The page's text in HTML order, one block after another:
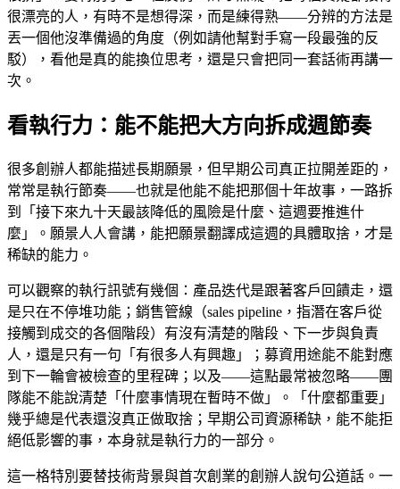
很漂亮的人，有時不是想得深，而是練得熟——分辨的方法是
丟一個他沒準備過的角度（例如請他幫對手寫一段最強的反
駁），看他是真的能換位思考，還是只會把同一套話術再講一
次。
看執行力：能不能把大方向拆成週節奏
很多創辦人都能描述長期願景，但早期公司真正拉開差距的，
常常是執行節奏——也就是他能不能把那個十年故事，一路拆
到「接下來九十天最該降低的風險是什麼、這週要推進什
麼」。願景人人會講，能把願景翻譯成這週的具體取捨，才是
稀缺的能力。
可以觀察的執行訊號有幾個：產品迭代是跟著客戶回饋走，還
是只在不停堆功能；銷售管線（sales pipeline，指潛在客戶從
接觸到成交的各個階段）有沒有清楚的階段、下一步與負責
人，還是只有一句「有很多人有興趣」；募資用途能不能對應
到下一輪會被檢查的里程碑；以及——這點最常被忽略——團
隊能不能說清楚「什麼事情現在暫時不做」。「什麼都重要」
幾乎總是代表還沒真正做取捨；早期公司資源稀缺，能不能拒
絕低影響的事，本身就是執行力的一部分。
這一格特別要替技術背景與首次創業的創辦人說句公道話。一